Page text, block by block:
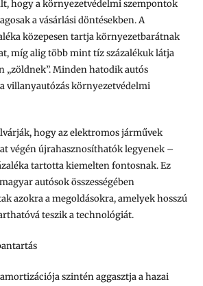
hogy a környezetvédelmi szempontok
a vásárlási döntésekben. A
közepesen tartja környezetbarátnak
míg alig több mint tíz százalékuk látja
„zöldnek”. Minden hatodik autós
villanyautózás környezetvédelmi
hogy az elektromos járművek
végén újrahasznosíthatók legyenek –
tartotta kiemelten fontosnak. Ez
autósok összességében
azokra a megoldásokra, amelyek hosszú
teszik a technológiát.
szintén aggasztja a hazai